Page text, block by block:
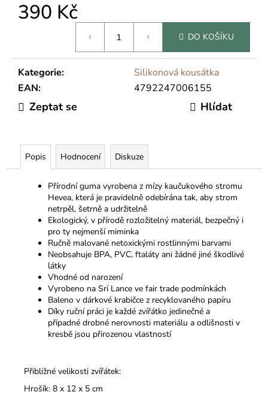
390 Kč
DO KOŠÍKU
Kategorie:
Silikonová kousátka
EAN: 4792247006155
Zeptat se Hlídat
Popis Hodnocení Diskuze
Přírodní guma vyrobena z mízy kaučukového stromu
Hevea, která je pravidelně odebírána tak, aby strom
netrpěl, šetrně a udržitelně
Ekologický, v přírodě rozložitelný materiál, bezpečný i
pro ty nejmenší miminka
Ručně malované netoxickými rostlinnými barvami
Neobsahuje BPA, PVC, ftaláty ani žádné jiné škodlivé
látky
Vhodné od narození
Vyrobeno na Srí Lance ve fair trade podmínkách
Baleno v dárkové krabičce z recyklovaného papíru
Díky ruční práci je každé zvířátko jedinečné a
případné drobné nerovnosti materiálu a odlišnosti v
kresbě jsou přirozenou vlastností
Přibližné velikosti zvířátek:
Hrošík: 8 x 12 x 5 cm